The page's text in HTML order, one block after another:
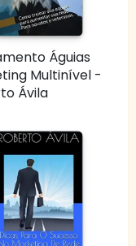
Águias
Multinível -
Ávila